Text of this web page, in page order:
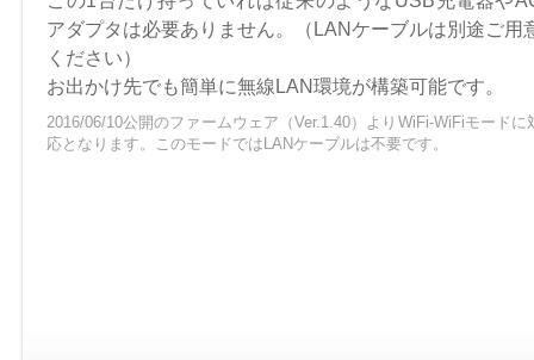
アダプタは必要ありません。（LANケーブルは別途ご用
ください）
お出かけ先でも簡単に無線LAN環境が構築可能です。
2016/06/10公開のファームウェア（Ver.1.40）よりWiFi-WiFiモードに
応となります。このモードではLANケーブルは不要です。